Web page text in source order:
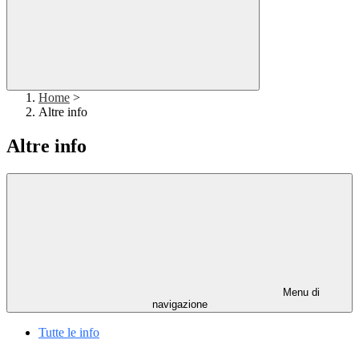
Home >
Altre info
Altre info
Menu di
navigazione
Tutte le info